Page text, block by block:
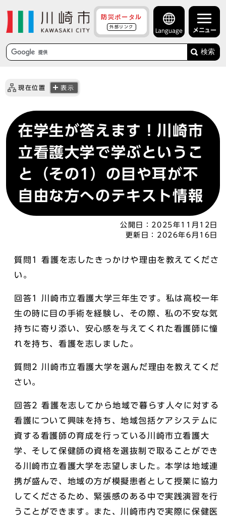
防災ポータル
外部リンク
Language メニュー
検索
現在位置 表示
在学生が答えます！川崎市
立看護大学で学ぶというこ
と（その1）の目や耳が不
自由な方へのテキスト情報
公開日： 2025年11月12日
更新日： 2026年6月16日
質問1 看護を志したきっかけや理由を教えてくださ
い。
回答1 川崎市立看護大学三年生です。私は高校一年
生の時に目の手術を経験し、その際、私の不安な気
持ちに寄り添い、安心感を与えてくれた看護師に憧
れを持ち、看護を志しました。
質問2 川崎市立看護大学を選んだ理由を教えてくだ
さい。
回答2 看護を志してから地域で暮らす人々に対する
看護について興味を持ち、地域包括ケアシステムに
資する看護師の育成を行っている川崎市立看護大
学、そして保健師の資格を選抜制で取ることができ
る川崎市立看護大学を志望しました。本学は地域連
携が盛んで、地域の方が模擬患者として授業に協力
してくださるため、緊張感のある中で実践演習を行
うことができます。また、川崎市内で実際に保健医